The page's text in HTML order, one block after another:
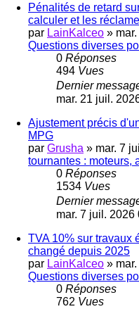
Pénalités de retard
calculer et les
par LainKalceo »
Questions diverses
0 Réponses
494 Vues
Dernier
mar. 21 juil.
Ajustement précis
MPG
par Grusha » mar. 7
tournantes : moteurs,
0 Réponses
1534 Vues
Dernier
mar. 7 juil. 2026
TVA 10% sur travaux
changé depuis 2025
par LainKalceo »
Questions diverses
0 Réponses
762 Vues